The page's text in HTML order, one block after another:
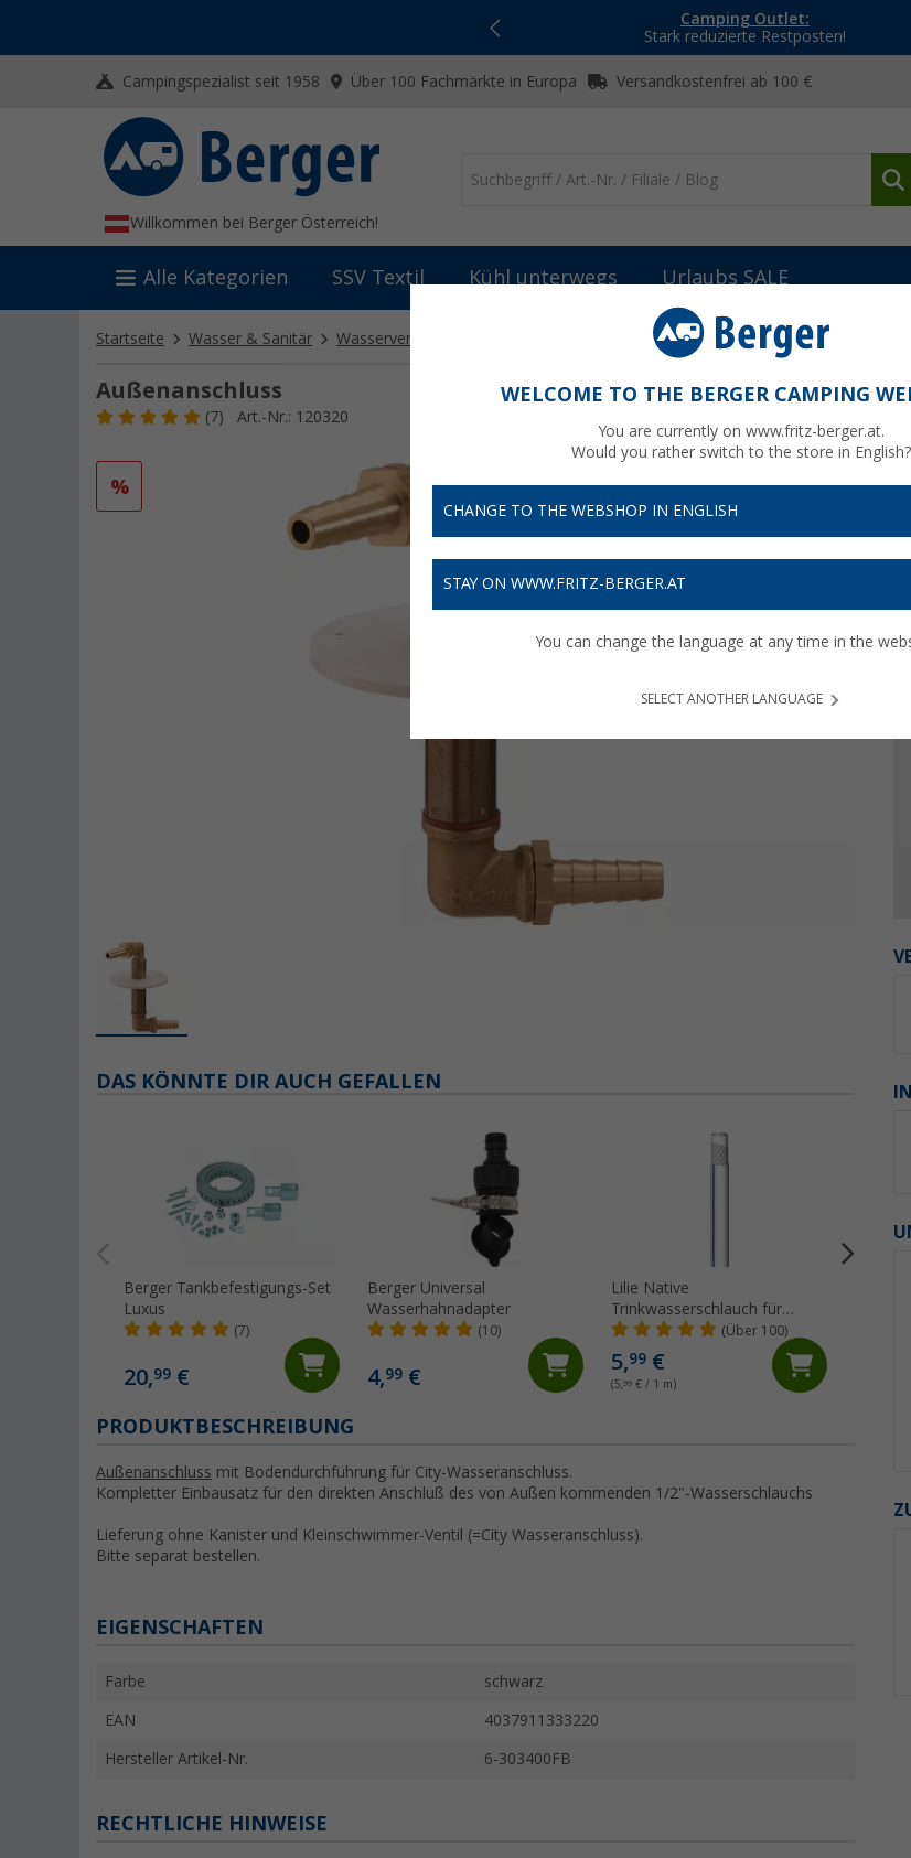
Camping Outlet:
Stark reduzierte Restposten!
Campingspezialist seit 1958 Über 100 Fachmärkte in Europa Versandkostenfrei ab 100 €
Willkommen bei Berger Österreich!
Alle Kategorien SSV Textil Kühl unterwegs Urlaubs SALE
Startseite Wasser & Sanitär Wasserversorgung Wasserversorgung Ersatzteile und Zubehör
Außenanschluss
(7) Art.-Nr.: 120320
%
DAS KÖNNTE DIR AUCH GEFALLEN
Berger Tankbefestigungs-Set
Luxus
(7)
20,99 €
Berger Universal
Wasserhahnadapter
(10)
4,99 €
Lilie Native
Trinkwasserschlauch für
Kaltwasser 10x15 mm
(Meterware)
(Über 100)
5,99 €
(5,99 € / 1 m)
PRODUKTBESCHREIBUNG
Außenanschluss mit Bodendurchführung für City-Wasseranschluss.
Kompletter Einbausatz für den direkten Anschluß des von Außen kommenden 1/2"-Wasserschlauchs
Lieferung ohne Kanister und Kleinschwimmer-Ventil (=City Wasseranschluss).
Bitte separat bestellen.
EIGENSCHAFTEN
Farbe schwarz
EAN 4037911333220
Hersteller Artikel-Nr. 6-303400FB
RECHTLICHE HINWEISE
WELCOME TO THE BERGER CAMPING
You are currently on www.fritz-berger.at.
Would you rather switch to the store in English?
CHANGE TO THE WEBSHOP IN ENGLISH
STAY ON WWW.FRITZ-BERGER.AT
You can change the language at any time in the
SELECT ANOTHER LANGUAGE